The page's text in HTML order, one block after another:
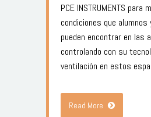
PCE INSTRUMENTS para
condiciones que
pueden encontrar en las
controlando con su
ventilación en estos
Read More